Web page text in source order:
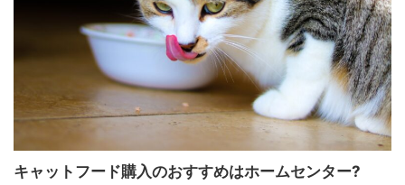
キャットフード購入のおすすめはホームセンター?